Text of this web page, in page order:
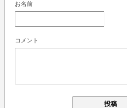
お名前
コメント